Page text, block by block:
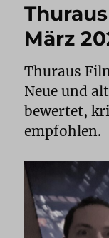
März
Thuraus
Neue und
bewertet,
empfohlen.